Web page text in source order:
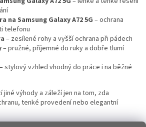
na Samsung Galaxy A72 5G – ochrana
telefonu
– zesílené rohy a vyšší ochrana při pádech
– pružné, příjemné do ruky a dobře tlumí
– stylový vzhled vhodný do práce i na běžné
výhody a záleží jen na tom, zda
tenké provedení nebo elegantní